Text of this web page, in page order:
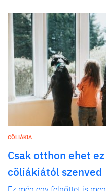
CÖLIÁKIA
Csak otthon ehet
cöliákiától szenved